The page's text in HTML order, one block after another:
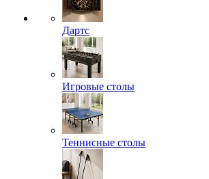
Дартс
Игровые столы
Теннисные столы